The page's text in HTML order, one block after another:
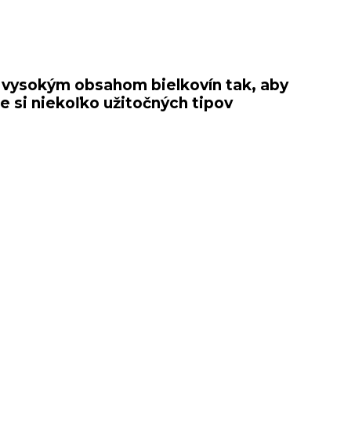
obsahom bielkovín tak, aby
si niekoľko užitočných tipov